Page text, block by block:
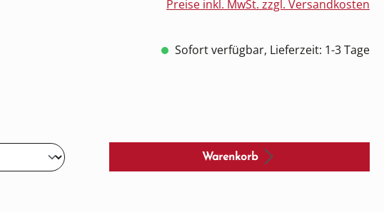
Preise inkl. MwSt. zzgl. Versandkosten
Sofort verfügbar, Lieferzeit: 1-3 Tage
Warenkorb